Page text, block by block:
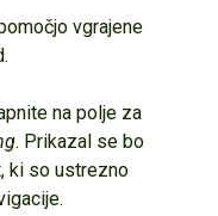
vgrajene
na polje za
. Prikazal se bo
ki so ustrezno